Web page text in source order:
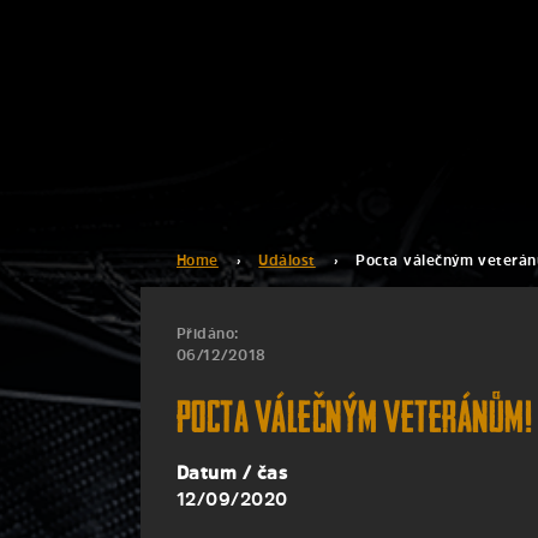
Home › Událost › Pocta válečným
Přidáno:
06/12/2018
Pocta válečným veteránům!
Datum / čas
12/09/2020